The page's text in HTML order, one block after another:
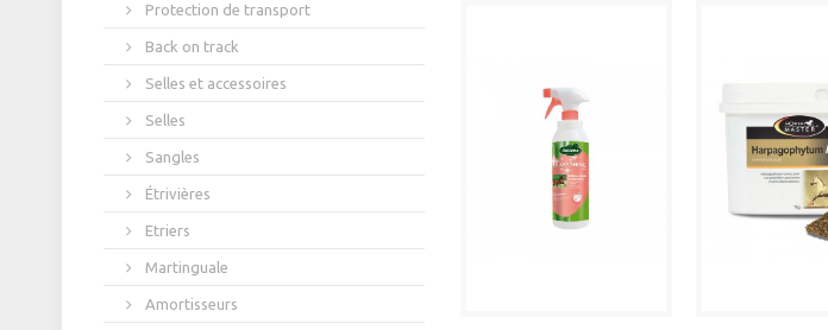
Protection de transport
Back on track
Selles et accessoires
Selles
Sangles
Étrivières
Etriers
Martinguale
Amortisseurs